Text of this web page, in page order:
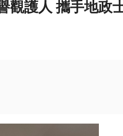
觀護人 攜手地政